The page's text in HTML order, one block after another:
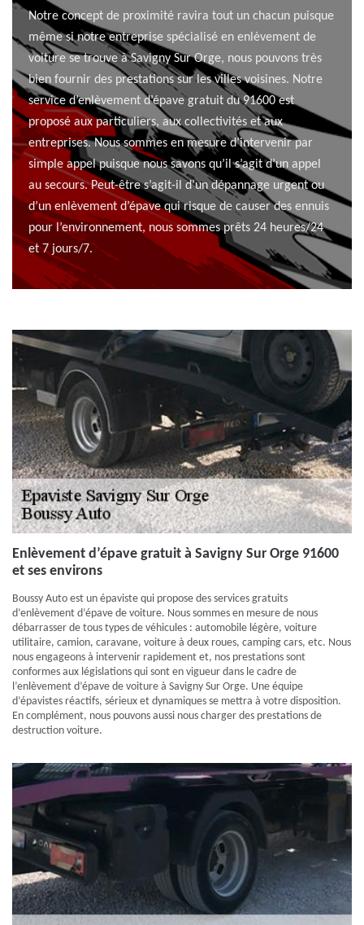
Notre concept de proximité ravira tout un chacun puisque
même si notre entreprise spécialisé en enlèvement de
voiture se trouve à Savigny Sur Orge, nous pouvons très
bien fournir des prestations sur les villes voisines. Notre
service d’enlèvement d’épave gratuit du 91600 est
proposé aux particuliers, aux collectivités et aux
entreprises. Nous sommes en mesure d’intervenir par
simple appel puisque nous savons qu’il s’agit d’un appel
au secours. Peut-être s’agit-il d’un dépannage urgent ou
d’un enlèvement d’épave qui risque de causer des ennuis
pour l’environnement, nous sommes prêts 24 heures/24
et 7 jours/7.
Enlèvement d’épave gratuit à Savigny Sur Orge 91600
et ses environs
Boussy Auto est un épaviste qui propose des services gratuits
d’enlèvement d’épave de voiture. Nous sommes en mesure de nous
débarrasser de tous types de véhicules : automobile légère, voiture
utilitaire, camion, caravane, voiture à deux roues, camping cars, etc. Nous
nous engageons à intervenir rapidement et, nos prestations sont
conformes aux législations qui sont en vigueur dans le cadre de
l’enlèvement d’épave de voiture à Savigny Sur Orge. Une équipe
d’épavistes réactifs, sérieux et dynamiques se mettra à votre disposition.
En complément, nous pouvons aussi nous charger des prestations de
destruction voiture.